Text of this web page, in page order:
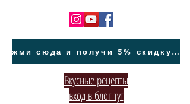
жми сюда и получи 5% скидку на покупку авто на Кипре и автообслуживание
Вкусные рецепты
вход в блог тут